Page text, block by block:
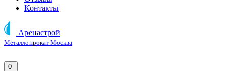
Контакты
Аренастрой
Металлопрокат Москва
0